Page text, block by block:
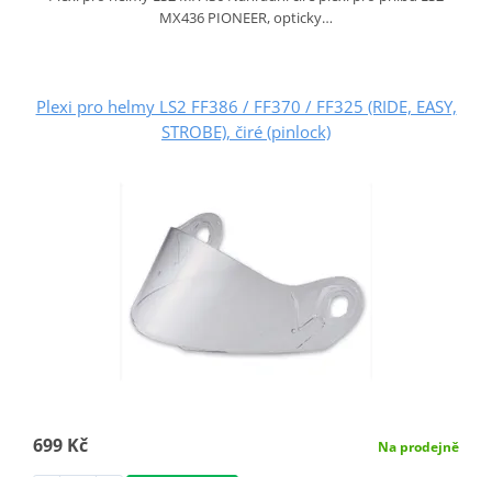
MX436 PIONEER, opticky…
Plexi pro helmy LS2 FF386 / FF370 / FF325 (RIDE, EASY,
STROBE), čiré (pinlock)
699 Kč Na prodejně